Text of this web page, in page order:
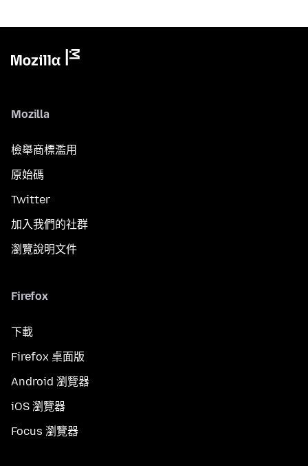
Mozilla
檢舉商標濫用
原始碼
Twitter
加入我們的社群
瀏覽說明文件
Firefox
下載
Firefox 桌面版
Android 瀏覽器
iOS 瀏覽器
Focus 瀏覽器